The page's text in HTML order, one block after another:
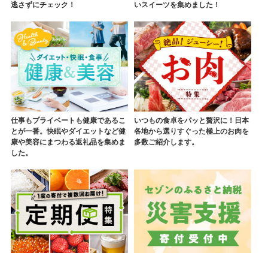
逃さずにチェック！
いスイーツを集めました！
仕事もプライベートも健康であるこ
とが一番。快眠やダイエットなど健
康や美容にまつわる返礼品を集めま
した。
いつもの食卓をパッと贅沢に！日本
各地から選りすぐった極上のお肉を
多数ご紹介します。